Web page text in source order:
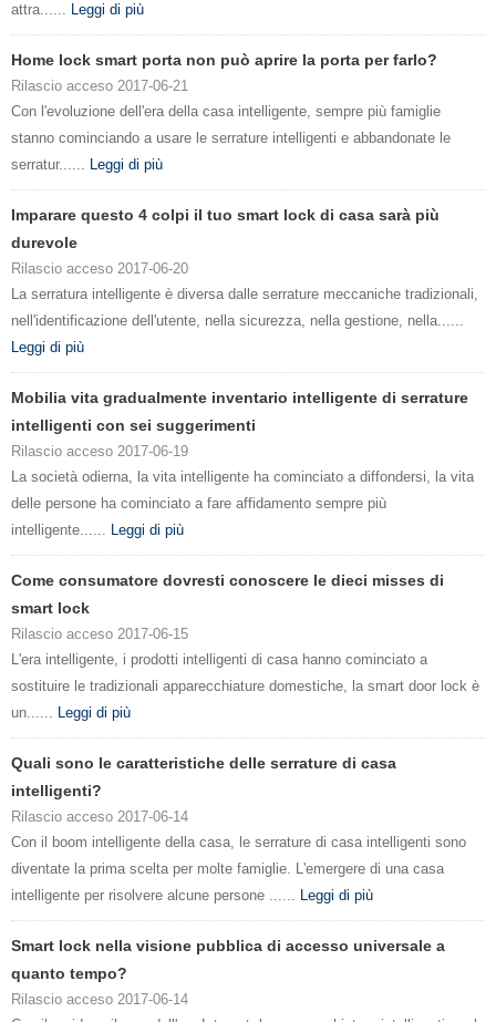
attra...... Leggi di più
Home lock smart porta non può aprire la porta per farlo?
Rilascio acceso 2017-06-21
Con l'evoluzione dell'era della casa intelligente, sempre più famiglie
stanno cominciando a usare le serrature intelligenti e abbandonate le
serratur...... Leggi di più
Imparare questo 4 colpi il tuo smart lock di casa sarà più
durevole
Rilascio acceso 2017-06-20
La serratura intelligente è diversa dalle serrature meccaniche tradizionali,
nell'identificazione dell'utente, nella sicurezza, nella gestione, nella......
Leggi di più
Mobilia vita gradualmente inventario intelligente di serrature
intelligenti con sei suggerimenti
Rilascio acceso 2017-06-19
La società odierna, la vita intelligente ha cominciato a diffondersi, la vita
delle persone ha cominciato a fare affidamento sempre più
intelligente...... Leggi di più
Come consumatore dovresti conoscere le dieci misses di
smart lock
Rilascio acceso 2017-06-15
L'era intelligente, i prodotti intelligenti di casa hanno cominciato a
sostituire le tradizionali apparecchiature domestiche, la smart door lock è
un...... Leggi di più
Quali sono le caratteristiche delle serrature di casa
intelligenti?
Rilascio acceso 2017-06-14
Con il boom intelligente della casa, le serrature di casa intelligenti sono
diventate la prima scelta per molte famiglie. L'emergere di una casa
intelligente per risolvere alcune persone ...... Leggi di più
Smart lock nella visione pubblica di accesso universale a
quanto tempo?
Rilascio acceso 2017-06-14